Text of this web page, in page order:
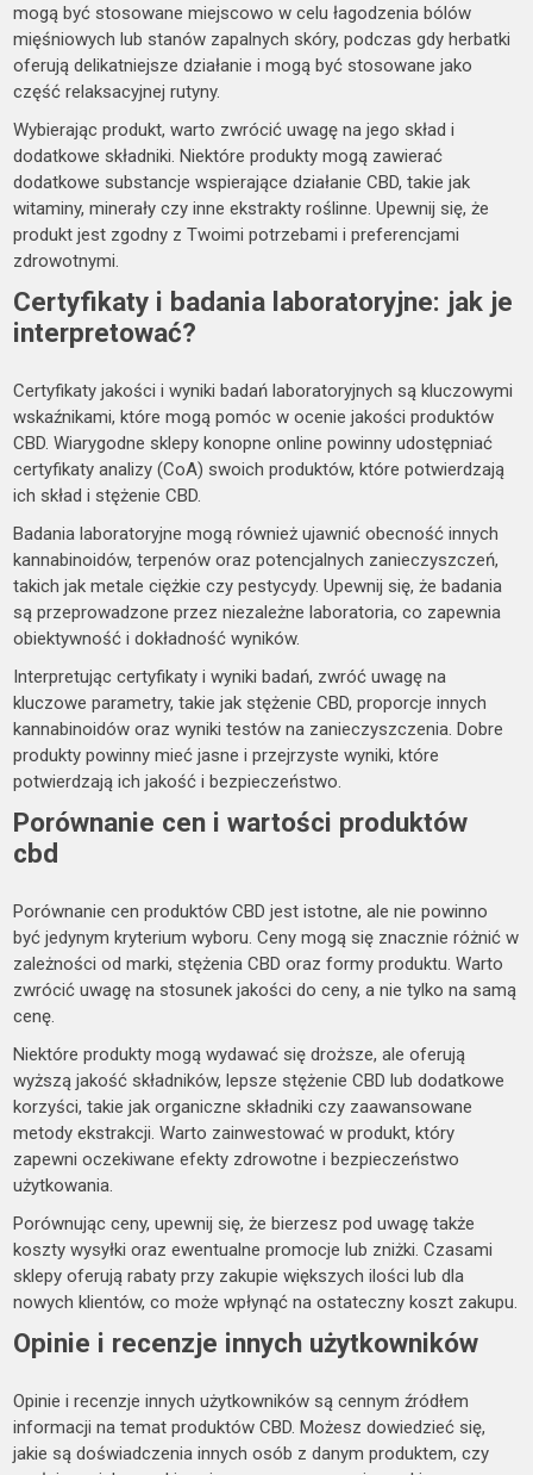
mogą być stosowane miejscowo w celu łagodzenia bólów
mięśniowych lub stanów zapalnych skóry, podczas gdy herbatki
oferują delikatniejsze działanie i mogą być stosowane jako
część relaksacyjnej rutyny.
Wybierając produkt, warto zwrócić uwagę na jego skład i
dodatkowe składniki. Niektóre produkty mogą zawierać
dodatkowe substancje wspierające działanie CBD, takie jak
witaminy, minerały czy inne ekstrakty roślinne. Upewnij się, że
produkt jest zgodny z Twoimi potrzebami i preferencjami
zdrowotnymi.
Certyfikaty i badania laboratoryjne: jak je
interpretować?
Certyfikaty jakości i wyniki badań laboratoryjnych są kluczowymi
wskaźnikami, które mogą pomóc w ocenie jakości produktów
CBD. Wiarygodne sklepy konopne online powinny udostępniać
certyfikaty analizy (CoA) swoich produktów, które potwierdzają
ich skład i stężenie CBD.
Badania laboratoryjne mogą również ujawnić obecność innych
kannabinoidów, terpenów oraz potencjalnych zanieczyszczeń,
takich jak metale ciężkie czy pestycydy. Upewnij się, że badania
są przeprowadzone przez niezależne laboratoria, co zapewnia
obiektywność i dokładność wyników.
Interpretując certyfikaty i wyniki badań, zwróć uwagę na
kluczowe parametry, takie jak stężenie CBD, proporcje innych
kannabinoidów oraz wyniki testów na zanieczyszczenia. Dobre
produkty powinny mieć jasne i przejrzyste wyniki, które
potwierdzają ich jakość i bezpieczeństwo.
Porównanie cen i wartości produktów
cbd
Porównanie cen produktów CBD jest istotne, ale nie powinno
być jedynym kryterium wyboru. Ceny mogą się znacznie różnić w
zależności od marki, stężenia CBD oraz formy produktu. Warto
zwrócić uwagę na stosunek jakości do ceny, a nie tylko na samą
cenę.
Niektóre produkty mogą wydawać się droższe, ale oferują
wyższą jakość składników, lepsze stężenie CBD lub dodatkowe
korzyści, takie jak organiczne składniki czy zaawansowane
metody ekstrakcji. Warto zainwestować w produkt, który
zapewni oczekiwane efekty zdrowotne i bezpieczeństwo
użytkowania.
Porównując ceny, upewnij się, że bierzesz pod uwagę także
koszty wysyłki oraz ewentualne promocje lub zniżki. Czasami
sklepy oferują rabaty przy zakupie większych ilości lub dla
nowych klientów, co może wpłynąć na ostateczny koszt zakupu.
Opinie i recenzje innych użytkowników
Opinie i recenzje innych użytkowników są cennym źródłem
informacji na temat produktów CBD. Możesz dowiedzieć się,
jakie są doświadczenia innych osób z danym produktem, czy